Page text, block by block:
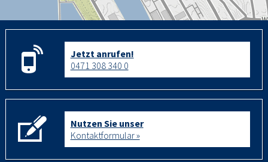
Jetzt anrufen!
0471 308 340 0
Nutzen Sie unser
Kontaktformular »